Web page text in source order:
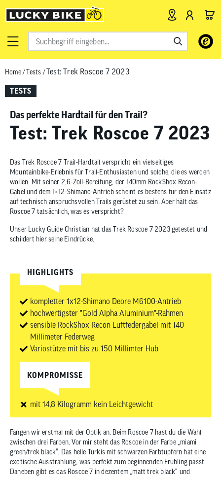
Verwende
Pfeile
das
Drücke
die
zum
gelangen.
Home/Tests /Test: Trek Roscoe 7 2023
TESTS
Das perfekte Hardtail für den Trail?
Test: Trek Roscoe 7 2023
Das Trek Roscoe 7 Trail-Hardtail verspricht ein vielseitiges
Mountainbike-Erlebnis für Trail-Enthusiasten und solche, die es werden
wollen. Mit seiner 2,6-Zoll-Bereifung, der 140mm RockShox Recon-
Gabel und dem 1×12-Shimano-Antrieb scheint es bestens für den Einsatz
auf technisch anspruchsvollen Trails gerüstet zu sein. Aber hält das
Roscoe 7 tatsächlich, was es verspricht?
Unser Lucky Guide Christian hat das Trek Roscoe 7 2023 getestet und
schildert hier seine Eindrücke.
HIGHLIGHTS
kompletter 1x12-Shimano Deore M6100-Antrieb
hochwertigster "Gold Alpha Aluminium"-Rahmen
sensible RockShox Recon Luftfedergabel mit 140
Millimeter Federweg
Variostütze mit bis zu 150 Millimter Hub
KOMPROMISSE
mit 14,8 Kilogramm kein Leichtgewicht
Fangen wir erstmal mit der Optik an. Beim Roscoe 7 hast du die Wahl
zwischen drei Farben. Vor mir steht das Roscoe in der Farbe „miami
green/trek black“. Das helle Türkis mit schwarzen Farbtupfern hat eine
exotische Ausstrahlung, was perfekt zum beginnenden Frühling passt.
Daneben gibt es das Roscoe 7 in dezentem „matt trek black“ und